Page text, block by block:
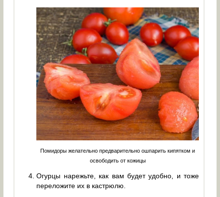
Помидоры желательно предварительно ошпарить кипятком и
освободить от кожицы
Огурцы нарежьте, как вам будет удобно, и тоже
переложите их в кастрюлю.